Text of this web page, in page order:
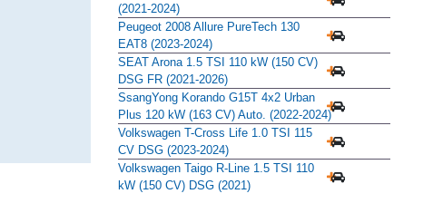
(2021-2024)
Peugeot 2008 Allure PureTech 130
EAT8 (2023-2024)
SEAT Arona 1.5 TSI 110 kW (150 CV)
DSG FR (2021-2026)
SsangYong Korando G15T 4x2 Urban
Plus 120 kW (163 CV) Auto. (2022-2024)
Volkswagen T-Cross Life 1.0 TSI 115
CV DSG (2023-2024)
Volkswagen Taigo R-Line 1.5 TSI 110
kW (150 CV) DSG (2021)